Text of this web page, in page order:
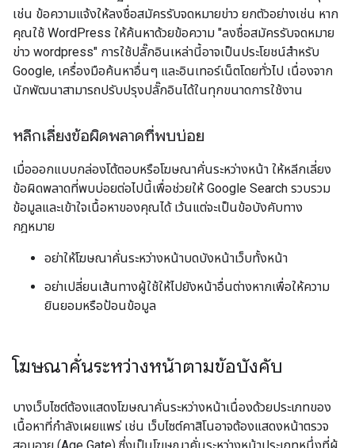
เช่น ข้อความแจ้งให้ลงชื่อสมัครรับจดหมายข่าว ยกตัวอย่างเช่น หาก
คุณใช้ WordPress ให้ค้นหาด้วยข้อความ "ลงชื่อสมัครรับจดหมาย
ข่าว wordpress" การใช้ปลั๊กอินเหล่านี้อาจเป็นประโยชน์สำหรับ
Google, เครื่องมือค้นหาอื่นๆ และอินเทอร์เน็ตโดยทั่วไป เนื่องจาก
นักพัฒนาสามารถปรับปรุงปลั๊กอินได้ในทุกขนาดการใช้งาน
หลีกเลี่ยงข้อผิดพลาดที่พบบ่อย
เมื่อออกแบบกล่องโต้ตอบหรือโฆษณาคั่นระหว่างหน้า ให้หลีกเลี่ยง
ข้อผิดพลาดที่พบบ่อยต่อไปนี้เพื่อช่วยให้ Google Search รวบรวม
ข้อมูลและเข้าใจเนื้อหาของคุณได้ เว้นแต่จะเป็นข้อบังคับทาง
กฎหมาย
อย่าให้โฆษณาคั่นระหว่างหน้าบดบังหน้าเว็บทั้งหน้า
อย่าเปลี่ยนเส้นทางผู้ใช้ให้ไปยังหน้าอื่นต่างหากเพื่อให้ความ
ยินยอมหรือป้อนข้อมูล
โฆษณาคั่นระหว่างหน้าตามข้อบังคับ
บางเว็บไซต์ต้องแสดงโฆษณาคั่นระหว่างหน้าเนื่องด้วยประเภทของ
เนื้อหาที่กำลังเผยแพร่ เช่น เว็บไซต์คาสิโนอาจต้องแสดงหน้าตรวจ